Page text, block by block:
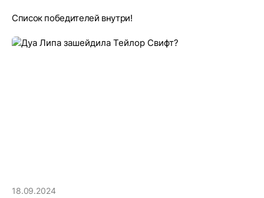
Список победителей внутри!
18.09.2024